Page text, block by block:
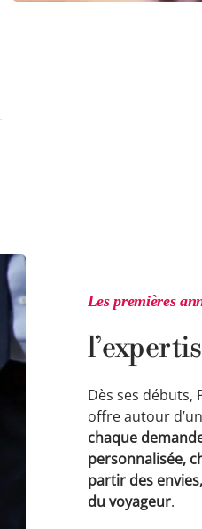
Les premières
Dès ses débuts,
offre autour
chaque
personnalisée,
partir des
du voyageur.